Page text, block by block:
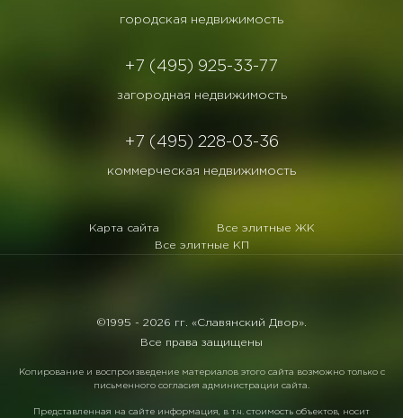
городская недвижимость
+7 (495) 925-33-77
загородная недвижимость
+7 (495) 228-03-36
коммерческая недвижимость
Карта сайта
Все элитные ЖК
Все элитные КП
©1995 - 2026 гг. «Славянский Двор».
Все права защищены
Копирование и воспроизведение материалов этого сайта возможно только с
письменного согласия администрации сайта.
Представленная на сайте информация, в т.ч. стоимость объектов, носит